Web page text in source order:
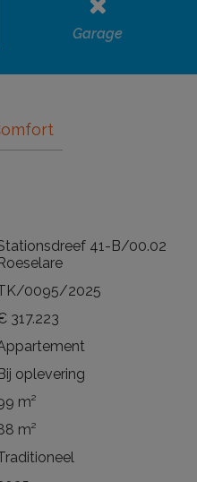
Garage
41-B/00.02
0095/2025
317.223
oplevering
m²
m²